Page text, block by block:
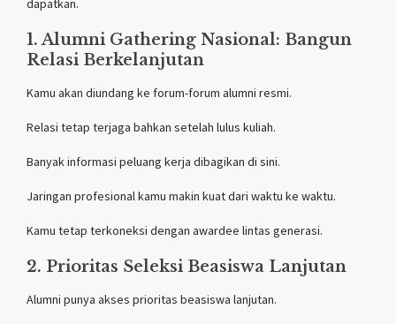
dapatkan.
1. Alumni Gathering Nasional: Bangun
Relasi Berkelanjutan
Kamu akan diundang ke forum-forum alumni resmi.
Relasi tetap terjaga bahkan setelah lulus kuliah.
Banyak informasi peluang kerja dibagikan di sini.
Jaringan profesional kamu makin kuat dari waktu ke waktu.
Kamu tetap terkoneksi dengan awardee lintas generasi.
2. Prioritas Seleksi Beasiswa Lanjutan
Alumni punya akses prioritas beasiswa lanjutan.